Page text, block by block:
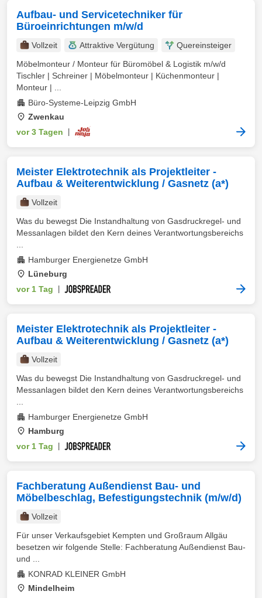
Aufbau- und Servicetechniker für
Büroeinrichtungen m/w/d
Vollzeit Attraktive Vergütung
Quereinsteiger
Möbelmonteur / Monteur für Büromöbel & Logistik m/w/d
Tischler | Schreiner | Möbelmonteur | Küchenmonteur |
Monteur | ...
Büro-Systeme-Leipzig GmbH
Zwenkau
vor 3 Tagen
Meister Elektrotechnik als Projektleiter -
Aufbau & Weiterentwicklung / Gasnetz (a*)
Vollzeit
Was du bewegst Die Instandhaltung von Gasdruckregel- und
Messanlagen bildet den Kern deines Verantwortungsbereichs
Hamburger Energienetze GmbH
Lüneburg
vor 1 Tag
Meister Elektrotechnik als Projektleiter -
Aufbau & Weiterentwicklung / Gasnetz (a*)
Vollzeit
Was du bewegst Die Instandhaltung von Gasdruckregel- und
Messanlagen bildet den Kern deines Verantwortungsbereichs
Hamburger Energienetze GmbH
Hamburg
vor 1 Tag
Fachberatung Außendienst Bau- und
Möbelbeschlag, Befestigungstechnik (m/w/d)
Vollzeit
Für unser Verkaufsgebiet Kempten und Großraum Allgäu
besetzen wir folgende Stelle: Fachberatung Außendienst Bau-
und ...
KONRAD KLEINER GmbH
Mindelheim